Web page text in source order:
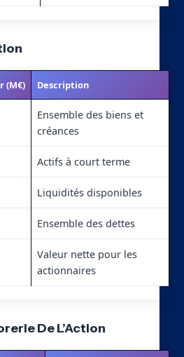
(M€) Description
Ensemble des biens et
créances
Actifs à court terme
Liquidités disponibles
Ensemble des dettes
Valeur nette pour les
actionnaires
De L’Action